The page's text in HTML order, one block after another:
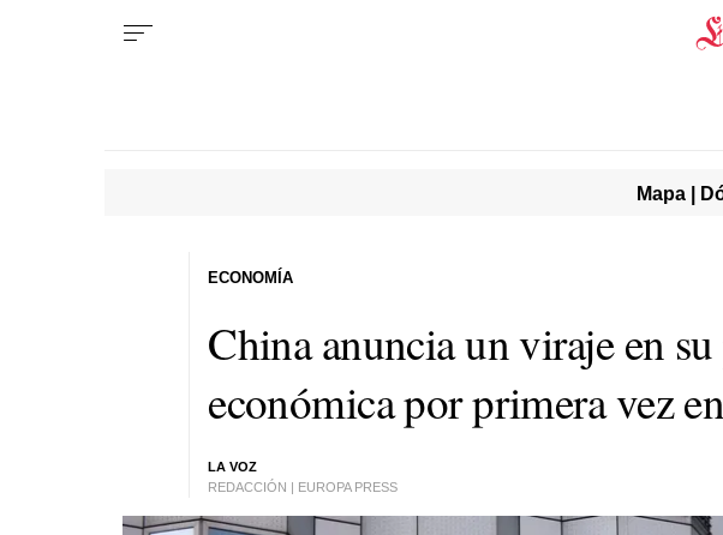
Mapa |
China anuncia un viraje en
económica por primera vez
LA VOZ
REDACCIÓN | EUROPA PRESS
ECONOMÍA